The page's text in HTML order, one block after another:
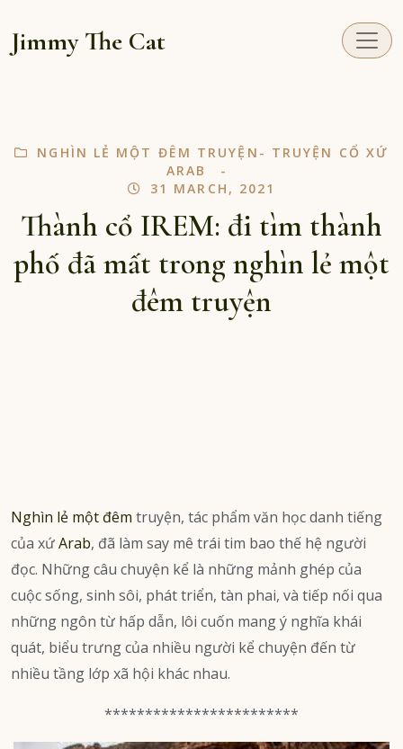
Jimmy The Cat
NGHÌN LẺ MỘT ĐÊM TRUYỆN- TRUYỆN CỔ XỨ
ARAB
31 MARCH, 2021
Thành cổ IREM: đi tìm thành
phố đã mất trong nghìn lẻ một
đêm truyện
Nghìn lẻ một đêm truyện, tác phẩm văn học danh tiếng
của xứArab, đã làm say mê trái tim bao thế hệ người
đọc. Những câu chuyện kể là những mảnh ghép của
cuộc sống, sinh sôi, phát triển, tàn phai, và tiếp nối qua
những ngôn từ hấp dẫn, lôi cuốn mang ý nghĩa khái
quát, biểu trưng của nhiều người kể chuyện đến từ
nhiều tầng lớp xã hội khác nhau.
************************